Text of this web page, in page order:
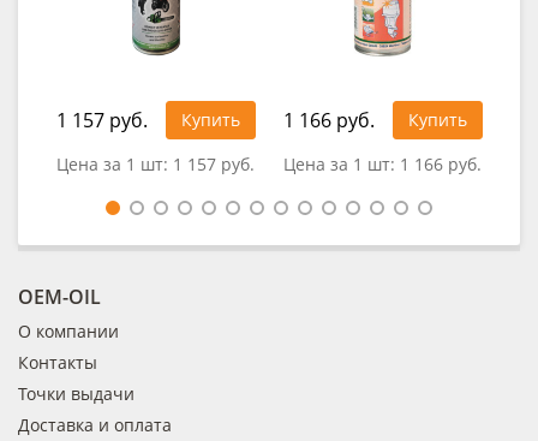
1 157 руб.
Купить
Цена за 1 шт: 1 157 руб.
1 166 руб.
Купить
Цена за 1 шт: 1 166 руб.
OEM-OIL
О компании
Контакты
Точки выдачи
Доставка и оплата